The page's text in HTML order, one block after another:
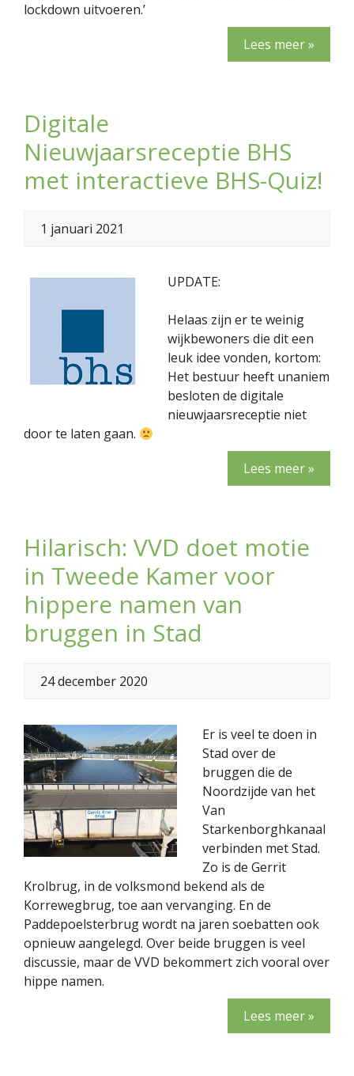
lockdown uitvoeren.’
Lees meer »
Digitale
Nieuwjaarsreceptie BHS
met interactieve BHS-Quiz!
1 januari 2021
UPDATE:
Helaas zijn er te weinig
wijkbewoners die dit een
leuk idee vonden, kortom:
Het bestuur heeft unaniem
besloten de digitale
nieuwjaarsreceptie niet
door te laten gaan.
Lees meer »
Hilarisch: VVD doet motie
in Tweede Kamer voor
hippere namen van
bruggen in Stad
24 december 2020
Er is veel te doen in
Stad over de
bruggen die de
Noordzijde van het
Van
Starkenborghkanaal
verbinden met Stad.
Zo is de Gerrit
Krolbrug, in de volksmond bekend als de
Korrewegbrug, toe aan vervanging. En de
Paddepoelsterbrug wordt na jaren soebatten ook
opnieuw aangelegd. Over beide bruggen is veel
discussie, maar de VVD bekommert zich vooral over
hippe namen.
Lees meer »